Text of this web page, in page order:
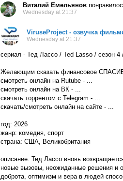
Виталий Емельянов
Wednesday at 21:37
ViruseProject - озвучка
Wednesday at 21:37
сериал - Тед Лассо / Ted Lasso / сезон 4
Желающим сказать финансовое
смотреть онлайн на Rutube - ...
смотреть онлайн на ВК - ...
скачать торрентом с Telegram - ...
скачать/смотреть онлайн на сайте - ...
год: 2026
жанр: комедия, спорт
страна: США, Великобритания
описание: Тед Лассо вновь
новые вызовы, неожиданные решения и
доброта, оптимизм и вера в людей